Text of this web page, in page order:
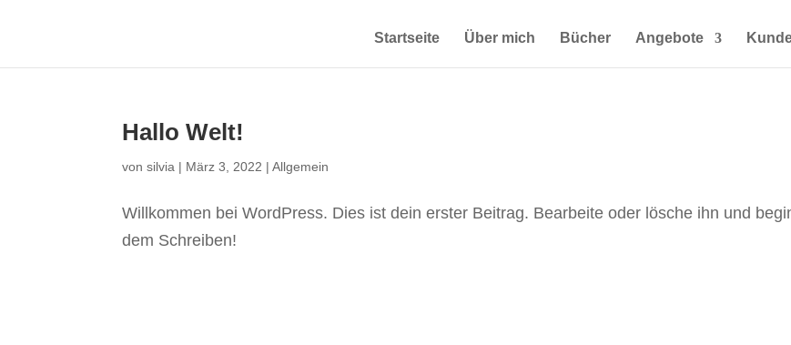
Startseite Über mich Bücher Angebote
Hallo Welt!
vonsilvia | März 3, 2022 |Allgemein
Willkommen bei WordPress. Dies ist dein erster Beitrag. Bearbeite oder lösche ihn und
dem Schreiben!